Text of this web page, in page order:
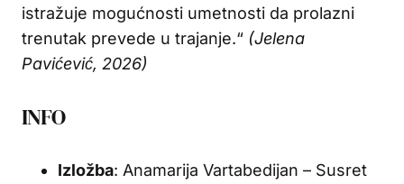
istražuje mogućnosti umetnosti da prolazni
trenutak prevede u trajanje.“ (Jelena
Pavićević, 2026)
INFO
Izložba: Anamarija Vartabedijan – Susret